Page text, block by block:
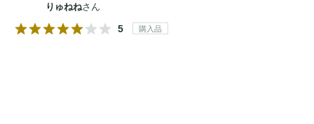
りゅねねさん
5 購入品